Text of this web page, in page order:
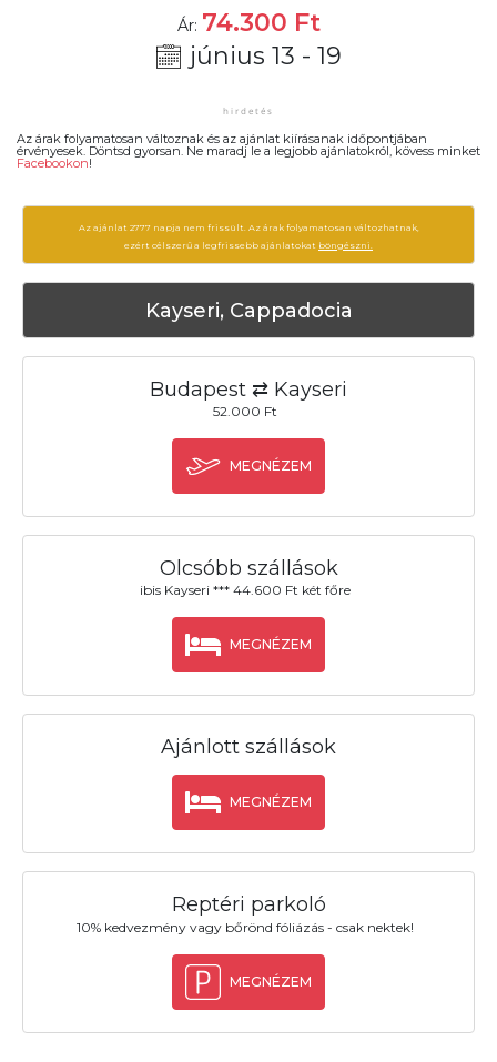
Ár: 74.300 Ft
június 13 - 19
Az árak folyamatosan változnak és az ajánlat kiírásanak időpontjában
érvényesek. Döntsd gyorsan. Ne maradj le a legjobb ajánlatokról, kövess minket
Facebookon!
Az ajánlat 2777 napja nem frissült. Az árak folyamatosan változhatnak,
ezért célszerű a legfrissebb ajánlatokat böngészni.
Kayseri, Cappadocia
Budapest ⇄ Kayseri
52.000 Ft
MEGNÉZEM
Olcsóbb szállások
ibis Kayseri *** 44.600 Ft két főre
MEGNÉZEM
Ajánlott szállások
MEGNÉZEM
Reptéri parkoló
10% kedvezmény vagy bőrönd fóliázás - csak nektek!
MEGNÉZEM